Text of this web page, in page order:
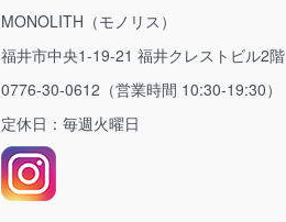
MONOLITH（モノリス）
福井市中央1-19-21 福井クレストビル2階
0776-30-0612（営業時間 10:30-19:30）
定休日：毎週火曜日